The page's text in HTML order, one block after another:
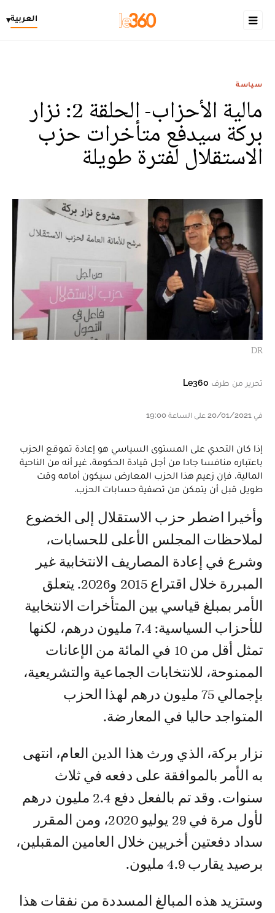
العربية▾
سياسة
مالية الأحزاب- الحلقة 2: نزار
بركة سيدفع متأخرات حزب
الاستقلال لفترة طويلة
DR
تحرير من طرف Le360
في 20/01/2021 على الساعة 19:00
إذا كان التحدي على المستوى السياسي هو إعادة تموقع الحزب
باعتباره منافسا جادا من أجل قيادة الحكومة، غير أنه من الناحية
المالية، فإن زعيم هذا الحزب المعارض سيكون أمامه وقت
طويل قبل أن يتمكن من تصفية حسابات الحزب.
وأخيرا اضطر حزب الاستقلال إلى الخضوع
لملاحظات المجلس الأعلى للحسابات،
وشرع في إعادة المصاريف الانتخابية غير
المبررة خلال اقتراع 2015 و2026. يتعلق
الأمر بمبلغ قياسي بين المتأخرات الانتخابية
للأحزاب السياسية: 7.4 مليون درهم، لكنها
تمثل أقل من 10 في المائة من الإعانات
الممنوحة، للانتخابات الجماعية والتشريعية،
بإجمالي 75 مليون درهم لهذا الحزب
المتواجد حاليا في المعارضة.
نزار بركة، الذي ورث هذا الدين العام، انتهى
به الأمر بالموافقة على دفعه في ثلاث
سنوات. وقد تم بالفعل دفع 2.4 مليون درهم
لأول مرة في 29 يوليو 2020، ومن المقرر
سداد دفعتين أخريين خلال العامين المقبلين،
برصيد يقارب 4.9 مليون.
وستزيد هذه المبالغ المسددة من نفقات هذا